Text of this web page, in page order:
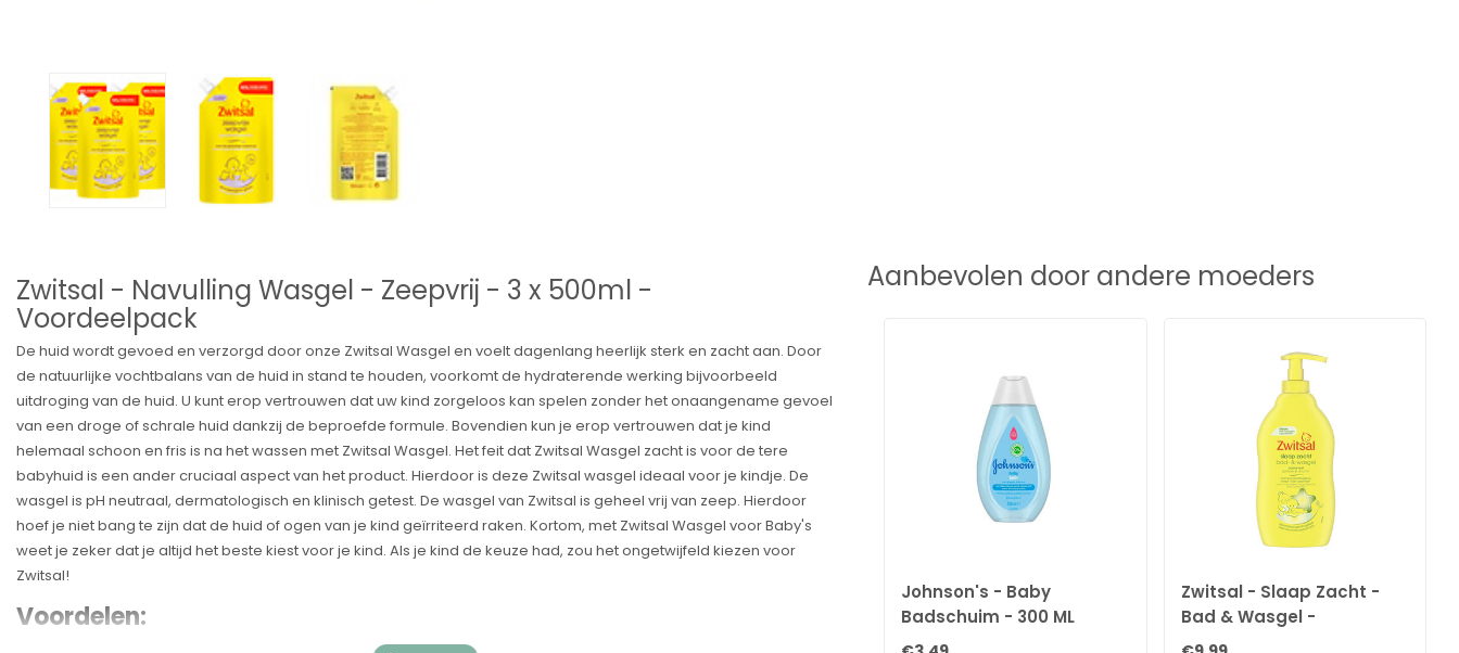
Zwitsal - Navulling Wasgel - Zeepvrij - 3 x 500ml -
Voordeelpack
De huid wordt gevoed en verzorgd door onze Zwitsal Wasgel en voelt dagenlang heerlijk sterk en zacht aan. Door
de natuurlijke vochtbalans van de huid in stand te houden, voorkomt de hydraterende werking bijvoorbeeld
uitdroging van de huid. U kunt erop vertrouwen dat uw kind zorgeloos kan spelen zonder het onaangename gevoel
van een droge of schrale huid dankzij de beproefde formule. Bovendien kun je erop vertrouwen dat je kind
helemaal schoon en fris is na het wassen met Zwitsal Wasgel. Het feit dat Zwitsal Wasgel zacht is voor de tere
babyhuid is een ander cruciaal aspect van het product. Hierdoor is deze Zwitsal wasgel ideaal voor je kindje. De
wasgel is pH neutraal, dermatologisch en klinisch getest. De wasgel van Zwitsal is geheel vrij van zeep. Hierdoor
hoef je niet bang te zijn dat de huid of ogen van je kind geïrriteerd raken. Kortom, met Zwitsal Wasgel voor Baby's
weet je zeker dat je altijd het beste kiest voor je kind. Als je kind de keuze had, zou het ongetwijfeld kiezen voor
Zwitsal!
Voordelen:
Aanbevolen door andere moeders
Johnson's - Baby
Badschuim - 300 ML
Zwitsal - Slaap Zacht -
Bad & Wasgel -
Eucalyptus - 400ml